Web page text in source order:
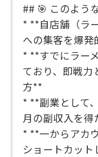
## 🎯 このよう
* **自店舗（ラ
への集客を爆
* **すでにラー
ており、即戦力
方**
* **副業として
月の副収入を
* **一からアカ
ショートカッ